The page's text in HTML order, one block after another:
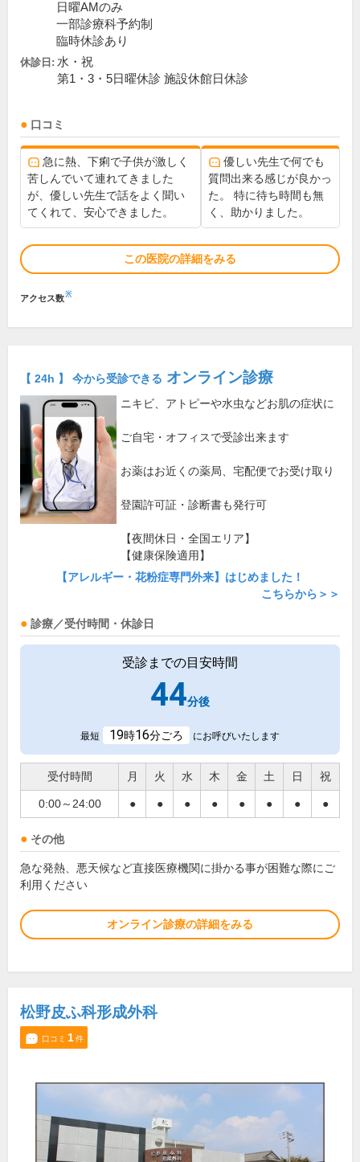
日曜AMのみ
一部診療科予約制
臨時休診あり
休診日: 水・祝
第1・3・5日曜休診 施設休館日休診
口コミ
急に熱、下痢で子供が激しく
苦しんでいて連れてきました
が、優しい先生で話をよく聞い
てくれて、安心できました。
優しい先生で何でも
質問出来る感じが良かっ
た。 特に待ち時間も無
く、助かりました。
この医院の詳細をみる
アクセス数※
【 24h 】 今から受診できる オンライン診療
ニキビ、アトピーや水虫などお肌の症状に
ご自宅・オフィスで受診出来ます
お薬はお近くの薬局、宅配便でお受け取り
登園許可証・診断書も発行可
【夜間休日・全国エリア】
【健康保険適用】
【アレルギー・花粉症専門外来】はじめました！
こちらから＞＞
診療／受付時間・休診日
受診までの目安時間
44分後
最短 19時16分ごろ にお呼びいたします
受付時間 月 火 水 木 金 土 日 祝
0:00～24:00 ● ● ● ● ● ● ● ●
その他
急な発熱、悪天候など直接医療機関に掛かる事が困難な際にご
利用ください
オンライン診療の詳細をみる
松野皮ふ科形成外科
口コミ 1件